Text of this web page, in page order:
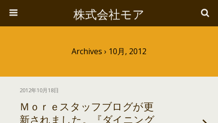
株式会社モア
Archives › 10月, 2012
2012年10月18日
Ｍｏｒｅスタッフブログが更
新されました。『ダイニング